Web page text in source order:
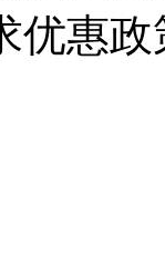
优惠